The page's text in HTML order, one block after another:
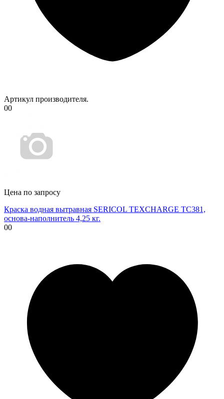
Артикул производителя.
00
Цена по запросу
Краска водная вытравная SERICOL TEXCHARGE TC381,
основа-наполнитель 4,25 кг.
00